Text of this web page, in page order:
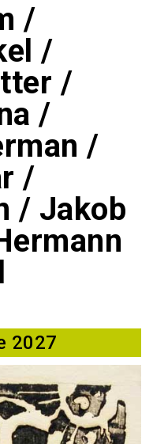
/
/
/
/
/
/
/ Jakob
2027